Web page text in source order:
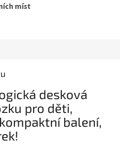
míst
desková
pro děti,
balení,